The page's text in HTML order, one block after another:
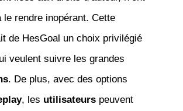
le rendre inopérant. Cette
de HesGoal un choix privilégié
veulent suivre les grandes
. De plus, avec des options
, les utilisateurspeuvent